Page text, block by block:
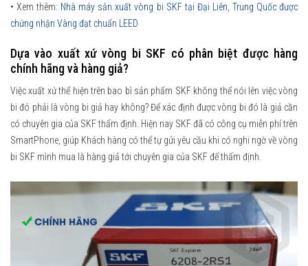
• Xem thêm: Nhà máy sản xuất vòng bi SKF tại Đại Liên, Trung Quốc được
chứng nhận Vàng đạt chuẩn LEED
Dựa vào xuất xứ vòng bi SKF có phân biệt được hàng
chính hãng và hàng giả?
Việc xuất xứ thể hiện trên bao bì sản phẩm SKF không thể nói lên việc vòng
bi đó phải là vòng bi giả hay không? Để xác định được vòng bi đó là giả cần
có chuyên gia của SKF thẩm định. Hiện nay SKF đã có công cụ miễn phí trên
SmartPhone, giúp Khách hàng có thể tự gửi yêu cầu khi có nghi ngờ về vòng
bi SKF mình mua là hàng giả tới chuyên gia của SKF để thẩm định.